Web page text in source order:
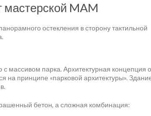
мастерской MAM
остекления в сторону тактильной
массивом парка. Архитектурная концепция
на принципе «парковой архитектуры».
бетон, а сложная комбинация: